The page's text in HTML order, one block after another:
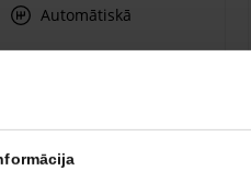
Automātiskā